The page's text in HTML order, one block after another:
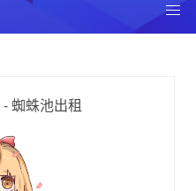
蜘蛛池出租